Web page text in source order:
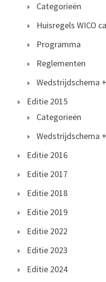
Categorieën
Huisregels WICO
Programma
Reglementen
Wedstrijdschema
Editie 2015
Categorieën
Wedstrijdschema
Editie 2016
Editie 2017
Editie 2018
Editie 2019
Editie 2022
Editie 2023
Editie 2024